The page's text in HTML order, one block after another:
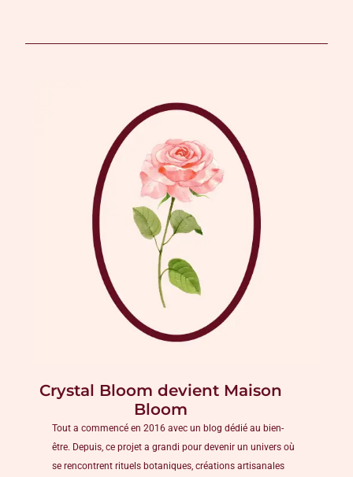
Crystal Bloom devient Maison
Bloom
Tout a commencé en 2016 avec un blog dédié au bien-
être. Depuis, ce projet a grandi pour devenir un univers où
se rencontrent rituels botaniques, créations artisanales